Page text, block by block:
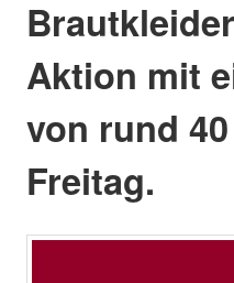
Aktion mit
von rund
Freitag.